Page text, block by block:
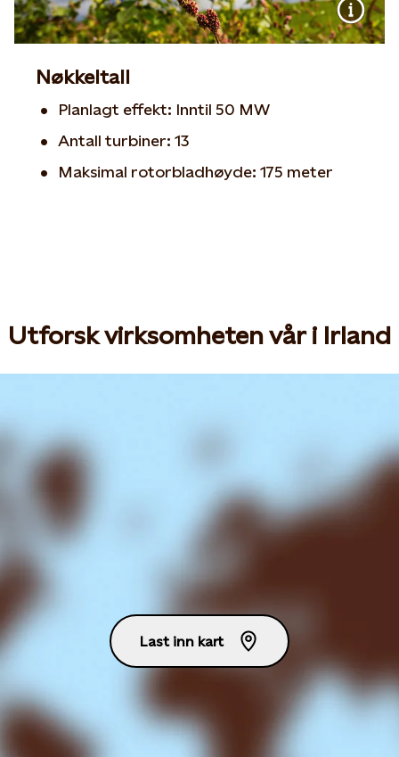
Nøkkeltall
Planlagt effekt: Inntil 50 MW
Antall turbiner: 13
Maksimal rotorbladhøyde: 175 meter
Utforsk virksomheten vår i Irland
Last inn kart